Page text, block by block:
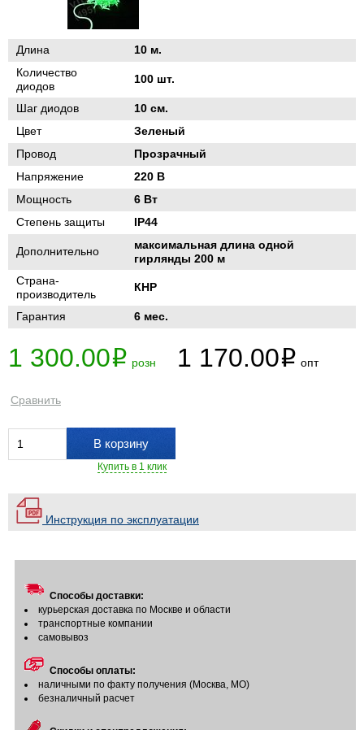
Длина
10 м.
Количество
диодов
100 шт.
Шаг диодов
10 см.
Цвет
Зеленый
Провод
Прозрачный
Напряжение
220 В
Мощность
6 Вт
Степень защиты
IP44
Дополнительно
максимальная длина одной
гирлянды 200 м
Страна-
производитель
КНР
Гарантия 6 мес.
1 300.00i розн 1 170.00i опт
Сравнить
В корзину
Купить в 1 клик
Инструкция по эксплуатации
Способы доставки:
курьерская доставка по Москве и области
транспортные компании
самовывоз
Способы оплаты:
наличными по факту получения (Москва, МО)
безналичный расчет